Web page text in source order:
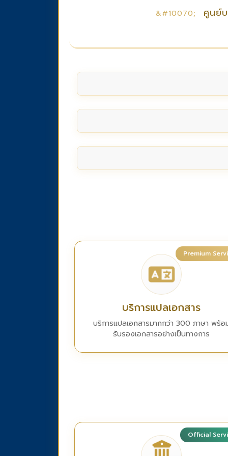
ศูนย์
Premium
บริการแปลเอกสาร
บริการแปลเอกสารมากกว่า 300 ภาษา พร้อ
รับรองเอกสารอย่างเป็นทางการ
Official